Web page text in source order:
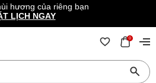
hương của riêng bạn
LỊCH NGAY
0